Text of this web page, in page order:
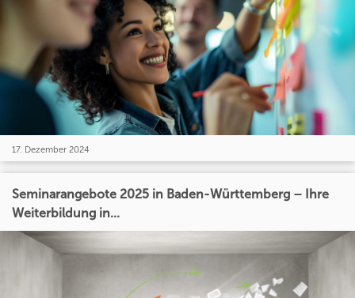
17. Dezember 2024
Seminarangebote 2025 in Baden-Württemberg – Ihre
Weiterbildung in...